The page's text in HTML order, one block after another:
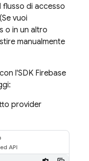
di accesso
vuoi
o in un altro
manualmente
l'SDK Firebase
provider